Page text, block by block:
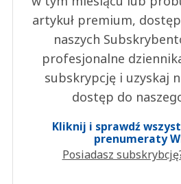
artykuł premium,
naszych
profesjonalne
subskrypcję i uzyskaj
dostęp do
Kliknij i sprawdź
prenumeraty
Posiadasz